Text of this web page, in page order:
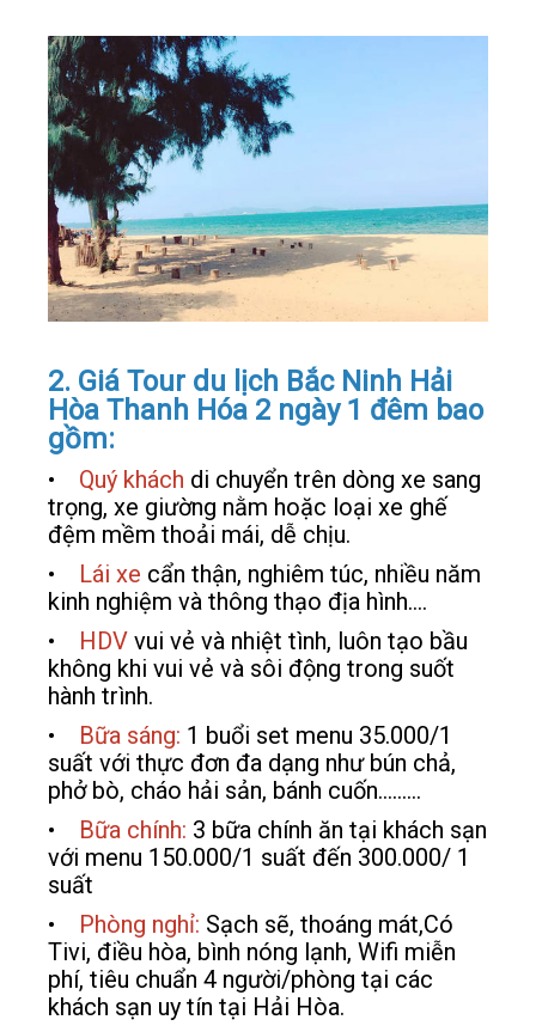
2. Giá Tour du lịch Bắc Ninh Hải
Hòa Thanh Hóa 2 ngày 1 đêm bao
gồm:
• Quý khách di chuyển trên dòng xe sang
trọng, xe giường nằm hoặc loại xe ghế
đệm mềm thoải mái, dễ chịu.
•
Lái xe cẩn thận, nghiêm túc, nhiều năm
kinh nghiệm và thông thạo địa hình….
•
HDV vui vẻ và nhiệt tình, luôn tạo bầu
không khi vui vẻ và sôi động trong suốt
hành trình.
•
Bữa sáng: 1 buổi set menu 35.000/1
suất với thực đơn đa dạng như bún chả,
phở bò, cháo hải sản, bánh cuốn………
•
Bữa chính: 3 bữa chính ăn tại khách sạn
với menu 150.000/1 suất đến 300.000/ 1
suất
•
Phòng nghỉ: Sạch sẽ, thoáng mát,Có
Tivi, điều hòa, bình nóng lạnh, Wifi miễn
phí, tiêu chuẩn 4 người/phòng tại các
khách sạn uy tín tại Hải Hòa.